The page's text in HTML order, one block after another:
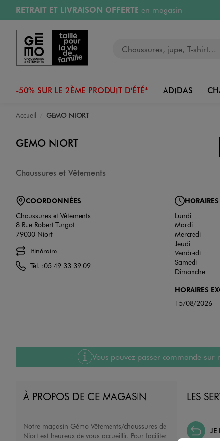
Aller au contenu principal
Aller à la navigation
RETRAIT ET LIVRAISON OFFERTE en magasin
Retours OFFERTSpendant 30 jours
PAYEZ EN 3x SANS FRAIS
dès 50€
RÉSERVATION GRATUITE
-50% SUR LE 2ÈME PRODUIT D'ÉTÉ* ADIDAS
Accueil GEMO NIORT
GEMO NIORT
Chaussures et Vêtements
COORDONNÉES
Chaussures et Vêtements
8 Rue Robert Turgot
79000 Niort
Itinéraire
Tél. :05 49 33 39 09
HORAIRES
Lundi
Mardi
Mercredi
Jeudi
Vendredi
Samedi
Dimanche
HORAIRES
15/08/2026
Vous pouvez passer commande
À PROPOS DE CE MAGASIN
Notre magasin Gémo Vêtements/chaussures de
Niort est heureux de vous accueillir. Pour faciliter
LES
JE